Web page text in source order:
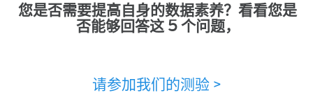
您是否需要提高自身的数据素养？看看您是
否能够回答这5 个问题，
请参加我们的测验>